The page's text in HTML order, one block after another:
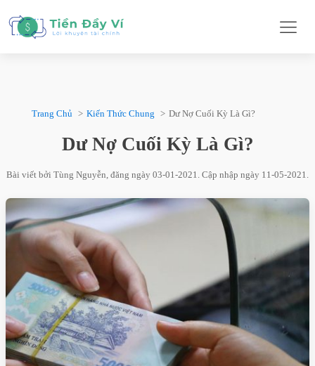
Trang Chủ Kiến Thức Chung Dư Nợ Cuối Kỳ Là Gì?
Dư Nợ Cuối Kỳ Là Gì?
Bài viết bởi Tùng Nguyễn, đăng ngày 03-01-2021. Cập nhập ngày 11-05-2021.